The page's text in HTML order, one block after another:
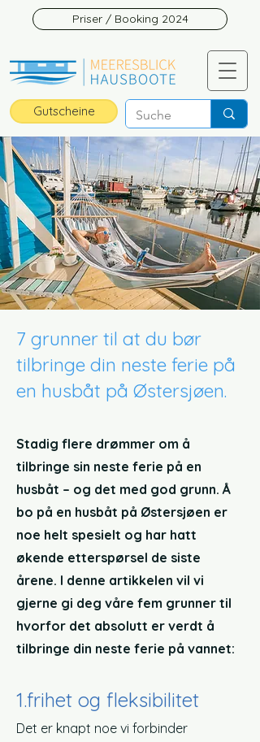
Gutscheine
Priser / Booking 2024
7 grunner til at du bør
tilbringe din neste ferie på
en husbåt på Østersjøen.
Stadig flere drømmer om å
tilbringe sin neste ferie på en
husbåt – og det med god grunn. Å
bo på en husbåt på Østersjøen er
noe helt spesielt og har hatt
økende etterspørsel de siste
årene. I denne artikkelen vil vi
gjerne gi deg våre fem grunner til
hvorfor det absolutt er verdt å
tilbringe din neste ferie på vannet:
1.frihet og fleksibilitet
Det er knapt noe vi forbinder